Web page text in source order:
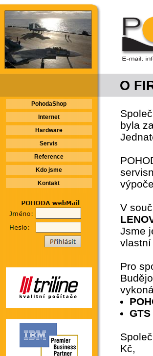
PohodaShop
Internet
Hardware
Servis
Reference
Kdo jsme
Kontakt
O
byla
V
Jsme
Pro
Kč,